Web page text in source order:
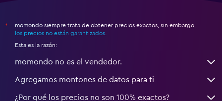
*
momondo siempre trata de obtener precios exactos, sin embargo,
los precios no están garantizados
Esta es la razón:
momondo no es el vendedor.
Agregamos montones de datos para ti
¿Por qué los precios no son 100% exactos?